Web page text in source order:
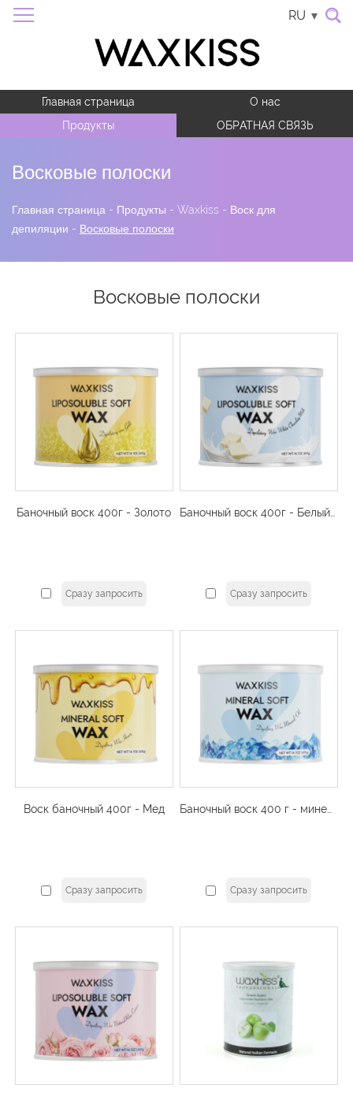
RU
Главная страница
О нас
Продукты
ОБРАТНАЯ СВЯЗЬ
Восковые полоски
Главная страница - Продукты - Waxkiss - Воск для
депиляции - Восковые полоски
Восковые полоски
Баночный воск 400г - Золото
Сразу запросить Сразу запросить
Воск баночный 400г - Мед
Сразу запросить
Баночный воск 400 г - минеральное масло
Сразу запросить